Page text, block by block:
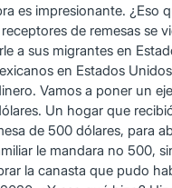
es impresionante. ¿Eso
de remesas se
a sus migrantes en
en Estados
Vamos a poner un
Un hogar que
de 500 dólares, para
le mandara no 500,
la canasta que pudo